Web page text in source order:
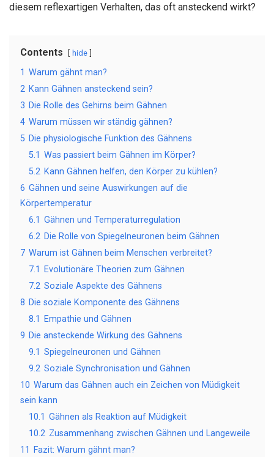
diesem reflexartigen Verhalten, das oft ansteckend wirkt?
Contents hide
1 Warum gähnt man?
2 Kann Gähnen ansteckend sein?
3 Die Rolle des Gehirns beim Gähnen
4 Warum müssen wir ständig gähnen?
5 Die physiologische Funktion des Gähnens
5.1 Was passiert beim Gähnen im Körper?
5.2 Kann Gähnen helfen, den Körper zu kühlen?
6 Gähnen und seine Auswirkungen auf die
Körpertemperatur
6.1 Gähnen und Temperaturregulation
6.2 Die Rolle von Spiegelneuronen beim Gähnen
7 Warum ist Gähnen beim Menschen verbreitet?
7.1
Evolutionäre Theorien zum Gähnen
7.2 Soziale Aspekte des Gähnens
8 Die soziale Komponente des Gähnens
8.1
Empathie und Gähnen
9 Die ansteckende Wirkung des Gähnens
9.1 Spiegelneuronen und Gähnen
9.2 Soziale Synchronisation und Gähnen
10 Warum das Gähnen auch ein Zeichen von Müdigkeit
sein kann
10.1 Gähnen als Reaktion auf Müdigkeit
10.2 Zusammenhang zwischen Gähnen und Langeweile
11
Fazit: Warum gähnt man?